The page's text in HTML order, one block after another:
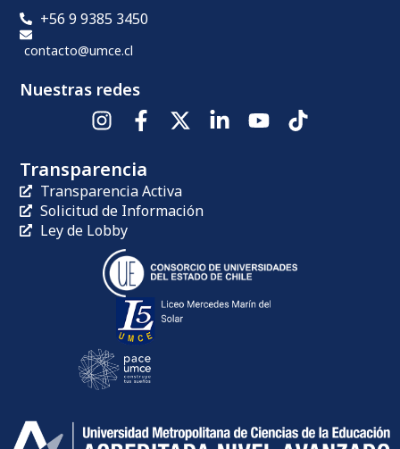
+56 9 9385 3450
contacto@umce.cl
Nuestras redes
Transparencia
Transparencia Activa
Solicitud de Información
Ley de Lobby